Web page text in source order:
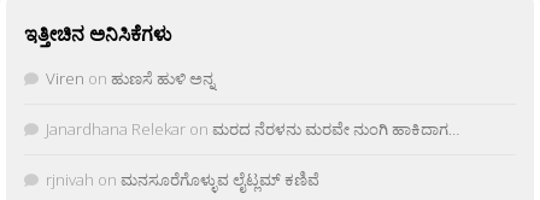
ಇತ್ತೀಚಿನ ಅನಿಸಿಕೆಗಳು
Viren on ಹುಣಸೆ ಹುಳಿ ಅನ್ನ
Janardhana Relekar on ಮರದ ನೆರಳನು ಮರವೇ ನುಂಗಿ ಹಾಕಿದಾಗ…
rjnivah on ಮನಸೂರೆಗೊಳ್ಳುವ ಲೈಟ್ಲಮ್ ಕಣಿವೆ